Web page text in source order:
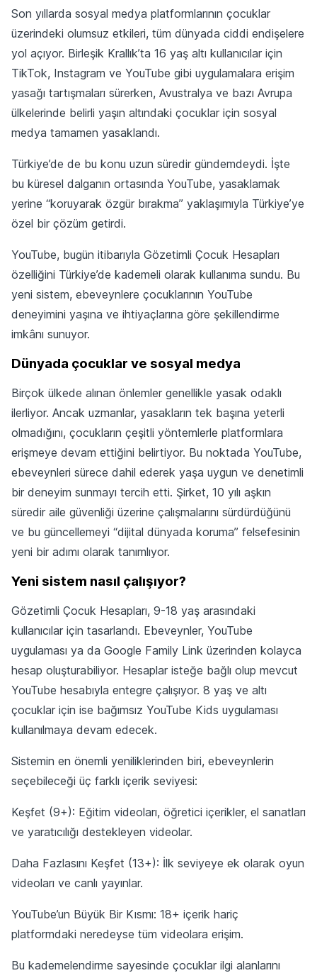
Son yıllarda sosyal medya platformlarının çocuklar
üzerindeki olumsuz etkileri, tüm dünyada ciddi endişelere
yol açıyor. Birleşik Krallık’ta 16 yaş altı kullanıcılar için
TikTok, Instagram ve YouTube gibi uygulamalara erişim
yasağı tartışmaları sürerken, Avustralya ve bazı Avrupa
ülkelerinde belirli yaşın altındaki çocuklar için sosyal
medya tamamen yasaklandı.
Türkiye’de de bu konu uzun süredir gündemdeydi. İşte
bu küresel dalganın ortasında YouTube, yasaklamak
yerine “koruyarak özgür bırakma” yaklaşımıyla Türkiye’ye
özel bir çözüm getirdi.
YouTube, bugün itibarıyla Gözetimli Çocuk Hesapları
özelliğini Türkiye’de kademeli olarak kullanıma sundu. Bu
yeni sistem, ebeveynlere çocuklarının YouTube
deneyimini yaşına ve ihtiyaçlarına göre şekillendirme
imkânı sunuyor.
Dünyada çocuklar ve sosyal medya
Birçok ülkede alınan önlemler genellikle yasak odaklı
ilerliyor. Ancak uzmanlar, yasakların tek başına yeterli
olmadığını, çocukların çeşitli yöntemlerle platformlara
erişmeye devam ettiğini belirtiyor. Bu noktada YouTube,
ebeveynleri sürece dahil ederek yaşa uygun ve denetimli
bir deneyim sunmayı tercih etti. Şirket, 10 yılı aşkın
süredir aile güvenliği üzerine çalışmalarını sürdürdüğünü
ve bu güncellemeyi “dijital dünyada koruma” felsefesinin
yeni bir adımı olarak tanımlıyor.
Yeni sistem nasıl çalışıyor?
Gözetimli Çocuk Hesapları, 9-18 yaş arasındaki
kullanıcılar için tasarlandı. Ebeveynler, YouTube
uygulaması ya da Google Family Link üzerinden kolayca
hesap oluşturabiliyor. Hesaplar isteğe bağlı olup mevcut
YouTube hesabıyla entegre çalışıyor. 8 yaş ve altı
çocuklar için ise bağımsız YouTube Kids uygulaması
kullanılmaya devam edecek.
Sistemin en önemli yeniliklerinden biri, ebeveynlerin
seçebileceği üç farklı içerik seviyesi:
Keşfet (9+): Eğitim videoları, öğretici içerikler, el sanatları
ve yaratıcılığı destekleyen videolar.
Daha Fazlasını Keşfet (13+): İlk seviyeye ek olarak oyun
videoları ve canlı yayınlar.
YouTube’un Büyük Bir Kısmı: 18+ içerik hariç
platformdaki neredeyse tüm videolara erişim.
Bu kademelendirme sayesinde çocuklar ilgi alanlarını